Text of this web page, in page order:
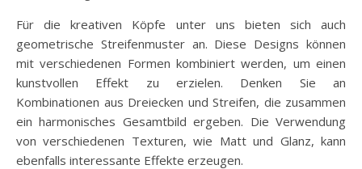
Für die kreativen Köpfe unter uns bieten sich auch
geometrische Streifenmuster an. Diese Designs können
mit verschiedenen Formen kombiniert werden, um einen
kunstvollen Effekt zu erzielen. Denken Sie an
Kombinationen aus Dreiecken und Streifen, die zusammen
ein harmonisches Gesamtbild ergeben. Die Verwendung
von verschiedenen Texturen, wie Matt und Glanz, kann
ebenfalls interessante Effekte erzeugen.